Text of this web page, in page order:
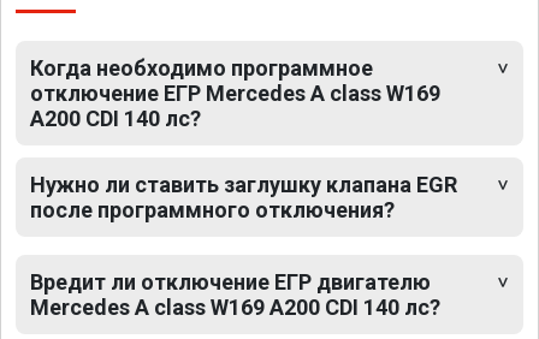
Когда необходимо программное
отключение ЕГР Mercedes A class W169
A200 CDI 140 лс?
Нужно ли ставить заглушку клапана EGR
после программного отключения?
Вредит ли отключение ЕГР двигателю
Mercedes A class W169 A200 CDI 140 лс?